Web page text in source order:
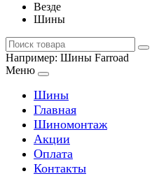
Везде
Шины
Например: Шины Farroad
Меню
Шины
Главная
Шиномонтаж
Акции
Оплата
Контакты